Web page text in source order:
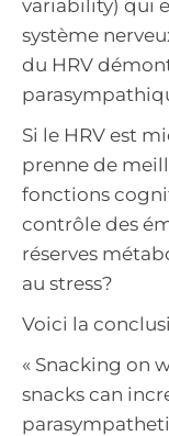
variability) qui
système
du HRV
Si le HRV est
prenne de
fonctions
contrôle des
réserves
au stress?
Voici la
« Snacking on
snacks can